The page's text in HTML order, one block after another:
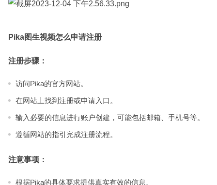
Pika图生视频怎么申请注册
注册步骤：
访问Pika的官方网站。
在网站上找到注册或申请入口。
输入必要的信息进行账户创建，可能包括邮箱、手机号等。
遵循网站的指引完成注册流程。
注意事项：
根据Pika的具体要求提供真实有效的信息。